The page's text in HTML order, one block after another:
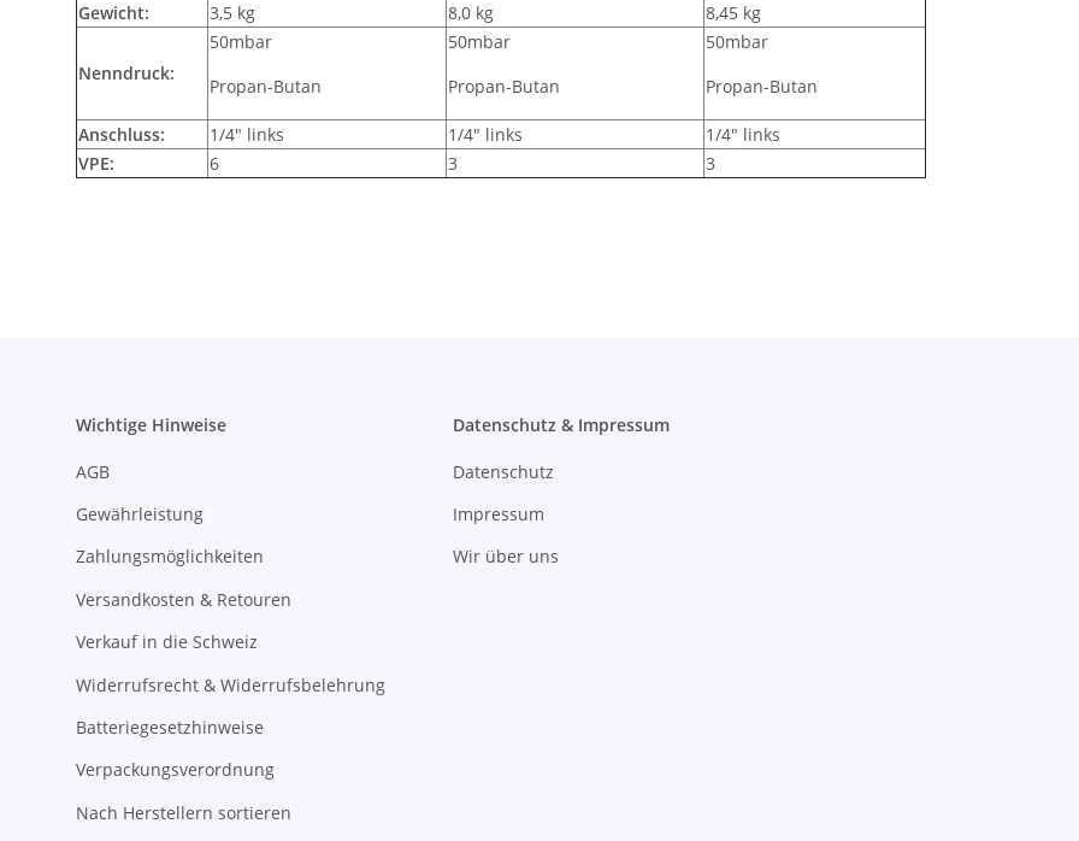
Gewicht:
3,5 kg 8,0 kg 8,45 kg
Nenndruck:
50mbar
Propan-Butan
50mbar
Propan-Butan
50mbar
Propan-Butan
Anschluss: 1/4" links 1/4" links
1/4" links
VPE:
6 3 3
Wichtige Hinweise
AGB
Gewährleistung
Zahlungsmöglichkeiten
Versandkosten & Retouren
Verkauf in die Schweiz
Widerrufsrecht & Widerrufsbelehrung
Batteriegesetzhinweise
Verpackungsverordnung
Nach Herstellern sortieren
Datenschutz & Impressum
Datenschutz
Impressum
Wir über uns